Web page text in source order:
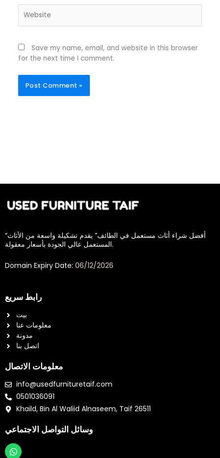
Save my name, email, and website in this browser
for the next time I comment.
“أفضل شراء أثاث مستعمل في الطائف” يقدم تشكيلة واسعة من الأثاث
المستعمل عالي الجودة بأسعار معقولة.
Domain Expiry Date: 06/12/2026
رابط سريع
بيت
معلومات عنا
مدونة
اتصل بنا
معلومات الاتصال
info@usedfurnituretaif.com
0501036091
Khaild, Bin Al Waliid Alnaseem, Taif 26511
وسائل التواصل الاجتماعي